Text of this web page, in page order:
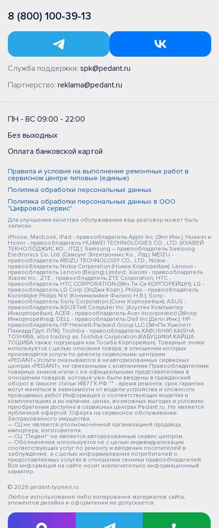
8 (800) 100-39-13
Служба поддержки: spk@pedant.ru
Партнерство: reklama@pedant.ru
ПН - ВС 09:00 - 22:00
Без выходных
Оплата банковской картой
Правила и условия на выполнение ремонтных работ в
сервисном центре типовые (единые)
Политика обработки персональных данных
Политика обработки персональных данных в ООО
"Цифровой сервис"
Для улучшения качества обслуживания ваш разговор может быть
записан
iPhone, Macbook, iPad - правообладатель Apple Inc. (Эпл Инк.); Huawei и
Honor - правообладатель HUAWEI TECHNOLOGIES CO., LTD. (ХУАВЕЙ
ТЕКНОЛОДЖИС КО., ЛТД.); Samsung – правообладатель Samsung
Electronics Co. Ltd. (Самсунг Электроникс Ко., Лтд.); MEIZU -
правообладатель MEIZU TECHNOLOGY CO., LTD.; Nokia -
правообладатель Nokia Corporation (Нокиа Корпорейшн); Lenovo -
правообладатель Lenovo (Beijing) Limited; Xiaomi - правообладатель
Xiaomi Inc.; ZTE - правообладатель ZTE Corporation; HTC -
правообладатель HTC CORPORATION (Эйч-Ти-Си КОРПОРЕЙШН); LG -
правообладатель LG Corp. (ЭлДжи Корп.); Philips - правообладатель
Koninklijke Philips N.V. (Конинклийке Филипс Н.В.); Sony -
правообладатель Sony Corporation (Сони Корпорейшн); ASUS -
правообладатель ASUSTeK Computer Inc. (Асустек Компьютер
Инкорпорейшн); ACER - правообладатель Acer Incorporated (Эйсер
Инкорпорейтед); DELL - правообладатель Dell Inc.(Делл Инк.); HP -
правообладатель HP Hewlett-Packard Group LLC (ЭйчПи Хьюлетт
Паккард Груп ЛЛК); Toshiba - правообладатель KABUSHIKI KAISHA
TOSHIBA, also trading as Toshiba Corporation (КАБУШИКИ КАЙША
ТОШИБА также торгующая как Тосиба Корпорейшн). Товарные знаки
используется с целью описания товара, в отношении которых
производятся услуги по ремонту сервисными центрами
«PEDANT».Услуги оказываются в неавторизованных сервисных
центрах «PEDANT», не связанными с компаниями Правообладателями
товарных знаков и/или с ее официальными представителями в
отношении товаров, которые уже были введены в гражданский
оборот в смысле статьи 1487 ГК РФ ** - время ремонта, срок гарантии
могут меняться в зависимости от модели устройства и сложности
проводимых работ Информация о соответствующих моделях и
комплектациях и их наличии, ценах, возможных выгодах и условиях
приобретения доступна в сервисных центрах Pedant.ru. Не является
публичной офертой. Оферта на сервисное обслуживание
Застрахованного имущества
— СЦ не является уполномоченной организацией продавца,
импортера, изготовителя.
— СЦ "Педант" не является авторизованным сервис центром.
— Обозначение используется не с целью индивидуализации
соответствующих услуг по ремонту и введения посетителей в
заблуждение, а с целью информирования потребителей о
предоставляемых услугах в отношении техники правообладателей.
Вся информация на сайте носит исключительно информационный
характер.
© 2026 pedant-tyumen.ru
Любое использование либо копирование материалов сайта,
элементов дизайна и оформления не допускается.